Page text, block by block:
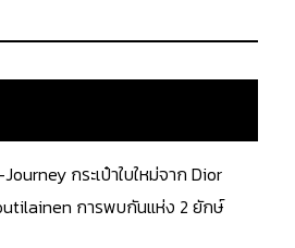
กระเป๋าใบใหม่จาก Dior
การพบกันแห่ง 2 ยักษ์